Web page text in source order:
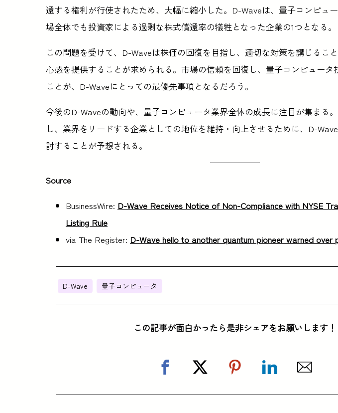
還する権利が行使されたため、大幅に縮小した。D-Waveは、量子コンピュ
場全体でも投資家による過剰な株式償還率の犠牲となった企業の1つとなる。
この問題を受けて、D-Waveは株価の回復を目指し、適切な対策を講じるこ
心感を提供することが求められる。市場の信頼を回復し、量子コンピュータ
ことが、D-Waveにとっての最優先事項となるだろう。
今後のD-Waveの動向や、量子コンピュータ業界全体の成長に注目が集まる
し、業界をリードする企業としての地位を維持・向上させるために、D-
討することが予想される。
Source
BusinessWire: D-Wave Receives Notice of Non-Compliance with NYSE
Listing Rule
via The Register: D-Wave hello to another quantum pioneer warned over
D-Wave 量子コンピュータ
この記事が面白かったら是非シェアをお願いします！